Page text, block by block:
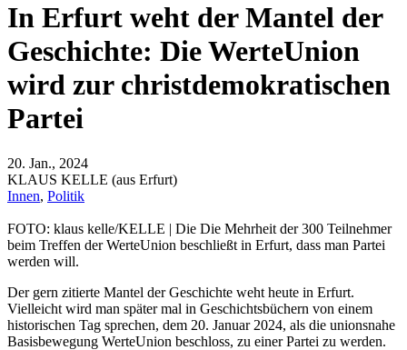
In Erfurt weht der Mantel der
Geschichte: Die WerteUnion
wird zur christdemokratischen
Partei
20. Jan., 2024
KLAUS KELLE (aus Erfurt)
Innen, Politik
FOTO: klaus kelle/KELLE | Die Die Mehrheit der 300 Teilnehmer
beim Treffen der WerteUnion beschließt in Erfurt, dass man Partei
werden will.
Der gern zitierte Mantel der Geschichte weht heute in Erfurt.
Vielleicht wird man später mal in Geschichtsbüchern von einem
historischen Tag sprechen, dem 20. Januar 2024, als die unionsnahe
Basisbewegung WerteUnion beschloss, zu einer Partei zu werden.